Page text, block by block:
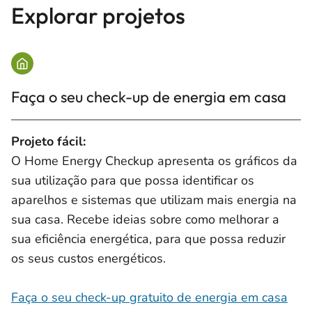
Explorar projetos
Faça o seu check-up de energia em casa
Projeto fácil:
O Home Energy Checkup apresenta os gráficos da
sua utilização para que possa identificar os
aparelhos e sistemas que utilizam mais energia na
sua casa. Recebe ideias sobre como melhorar a
sua eficiência energética, para que possa reduzir
os seus custos energéticos.
Faça o seu check-up gratuito de energia em casa